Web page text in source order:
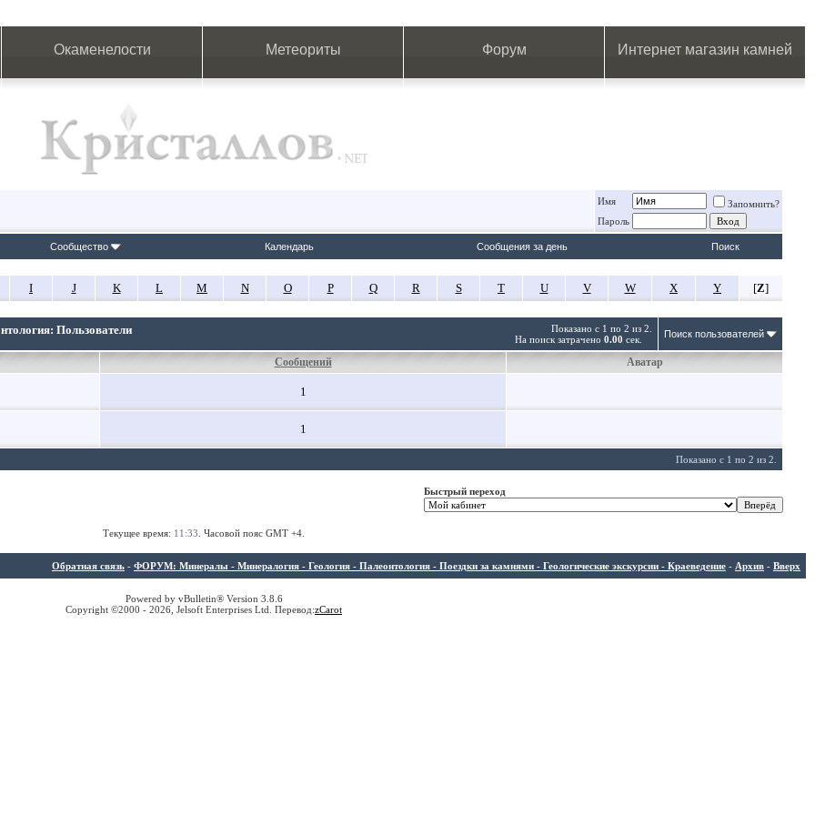
Окаменелости Метеориты Форум Интернет магазин камней
Имя
Запомнить?
Пароль
Сообщество Календарь Сообщения за день Поиск
I J K L M N O P Q R S T U V W X Y [Z]
Показано с 1 по 2 из 2.
На поиск затрачено 0.00 сек.
Пользователи Поиск пользователей
Сообщений Аватар
1
1
Показано с 1 по 2 из 2.
Быстрый переход
Текущее время: 11:33 . Часовой пояс GMT +4.
Обратная связь - ФОРУМ: Минералы - Минералогия - Геология - Палеонтология - Поездки за камнями - Геологические экскурсии - Краеведение - Архив - Вверх
Powered by vBulletin® Version 3.8.6
Copyright ©2000 - 2026, Jelsoft Enterprises Ltd. Перевод:zCarot